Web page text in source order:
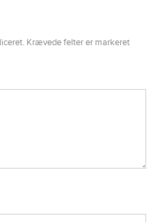
Krævede felter er markeret